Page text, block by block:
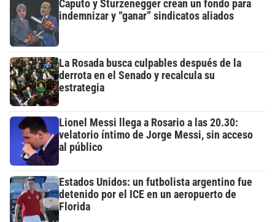
Caputo y Sturzenegger crean un fondo para
indemnizar y “ganar” sindicatos aliados
La Rosada busca culpables después de la
derrota en el Senado y recalcula su
estrategia
Lionel Messi llega a Rosario a las 20.30:
velatorio íntimo de Jorge Messi, sin acceso
al público
Estados Unidos: un futbolista argentino fue
detenido por el ICE en un aeropuerto de
Florida